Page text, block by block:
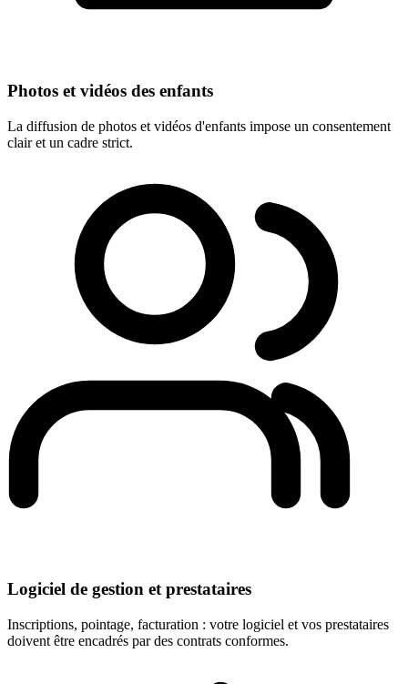
Photos et vidéos des enfants
La diffusion de photos et vidéos d'enfants impose un consentement
clair et un cadre strict.
Logiciel de gestion et prestataires
Inscriptions, pointage, facturation : votre logiciel et vos prestataires
doivent être encadrés par des contrats conformes.